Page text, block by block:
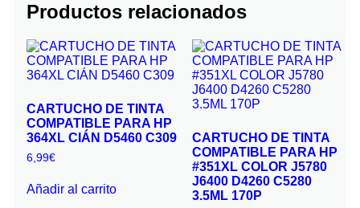
Productos relacionados
CARTUCHO DE TINTA
COMPATIBLE PARA HP
364XL CIÁN D5460 C309
6,99€
Añadir al carrito
CARTUCHO DE TINTA
COMPATIBLE PARA HP
#351XL COLOR J5780
J6400 D4260 C5280
3.5ML 170P